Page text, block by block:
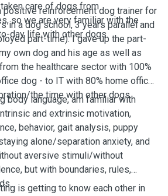
care of dogs from
so we are very familiar with the
day life with other dogs.
reinforcement dog trainer for
in a dog school, 3 years parallel and
part-time). I gave up the part-
own dog and his age as well as
the healthcare sector with 100%
dog - to IT with 80% home office),
the time with other dogs.
body language, am familiar with
and extrinsic motivation,
behavior, gait analysis, puppy
alone/separation anxiety, and
aversive stimuli/without
but with boundaries, rules,
is getting to know each other in